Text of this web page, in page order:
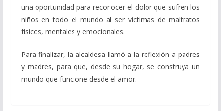
una oportunidad para reconocer el dolor que sufren los
niños en todo el mundo al ser víctimas de maltratos
físicos, mentales y emocionales.
Para finalizar, la alcaldesa llamó a la reflexión a padres
y madres, para que, desde su hogar, se construya un
mundo que funcione desde el amor.